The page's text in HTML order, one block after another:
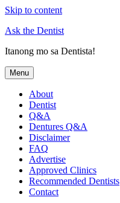
Skip to content
Ask the Dentist
Itanong mo sa Dentista!
Menu
About
Dentist
Q&A
Dentures Q&A
Disclaimer
FAQ
Advertise
Approved Clinics
Recommended Dentists
Contact